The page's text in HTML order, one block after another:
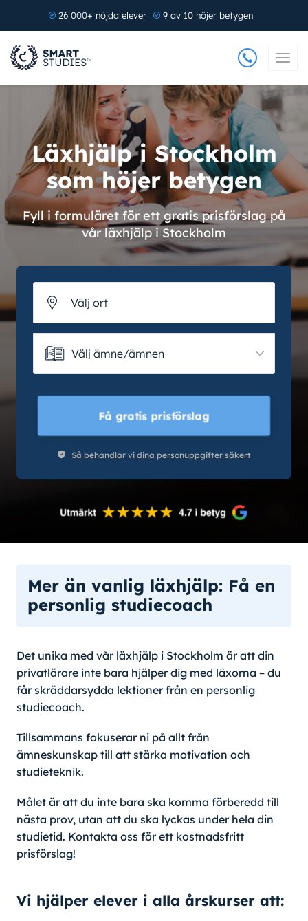
26 000+ nöjda elever 9 av 10 höjer betygen
Läxhjälp i Stockholm
som höjer betygen
Fyll i formuläret för ett gratis prisförslag på
vår läxhjälp i Stockholm
Välj ort
Välj ämne/ämnen
Välj ämne/ämnen
Få gratis prisförslag
Så behandlar vi dina personuppgifter säkert
Mer än vanlig läxhjälp: Få en
personlig studiecoach
Det unika med vår läxhjälp i Stockholm är att din
privatlärare inte bara hjälper dig med läxorna – du
får skräddarsydda lektioner från en personlig
studiecoach.
Tillsammans fokuserar ni på allt från
ämneskunskap till att stärka motivation och
studieteknik.
Målet är att du inte bara ska komma förberedd till
nästa prov, utan att du ska lyckas under hela din
studietid. Kontakta oss för ett kostnadsfritt
prisförslag!
Vi hjälper elever i alla årskurser att: